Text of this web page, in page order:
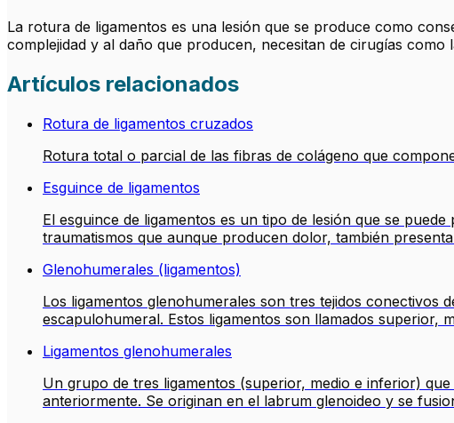
La rotura de ligamentos es una lesión que se produce como
complejidad y al daño que producen, necesitan de cirugías
Artículos relacionados
Rotura de ligamentos cruzados
Rotura total o parcial de las fibras de colágeno que
Esguince de ligamentos
El esguince de ligamentos es un tipo de lesión que se
traumatismos que aunque producen dolor, también
Glenohumerales (ligamentos)
Los ligamentos glenohumerales son tres tejidos
escapulohumeral. Estos ligamentos son llamados
Ligamentos glenohumerales
Un grupo de tres ligamentos (superior, medio e inferior)
anteriormente. Se originan en el labrum glenoideo y se